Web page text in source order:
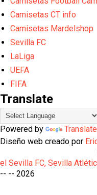
Camisetas CT info
Camisetas Mardelshop
Sevilla FC
LaLiga
UEFA
FIFA
Translate
Powered by
Translate
Diseño web creado por
el Sevilla FC, Sevilla
-- -- 2026